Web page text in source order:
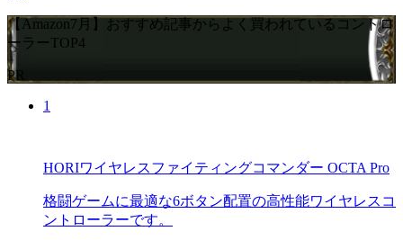
【Amazon7月】おすすめ記事からよく買われているコントロ
ーラーTOP4
PR
1
HORIワイヤレスファイティングコマンダー OCTA Pro
格闘ゲームに最適な6ボタン配置の高性能ワイヤレスコ
ントローラーです。